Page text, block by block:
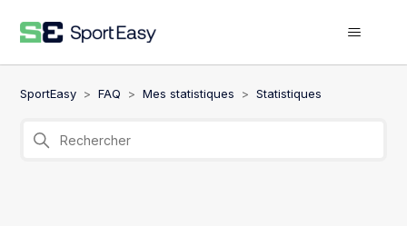
SportEasy FAQ Mes statistiques Statistiques